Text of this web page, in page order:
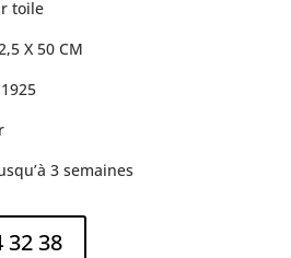
toile
X 50 CM
3 semaines
32 38